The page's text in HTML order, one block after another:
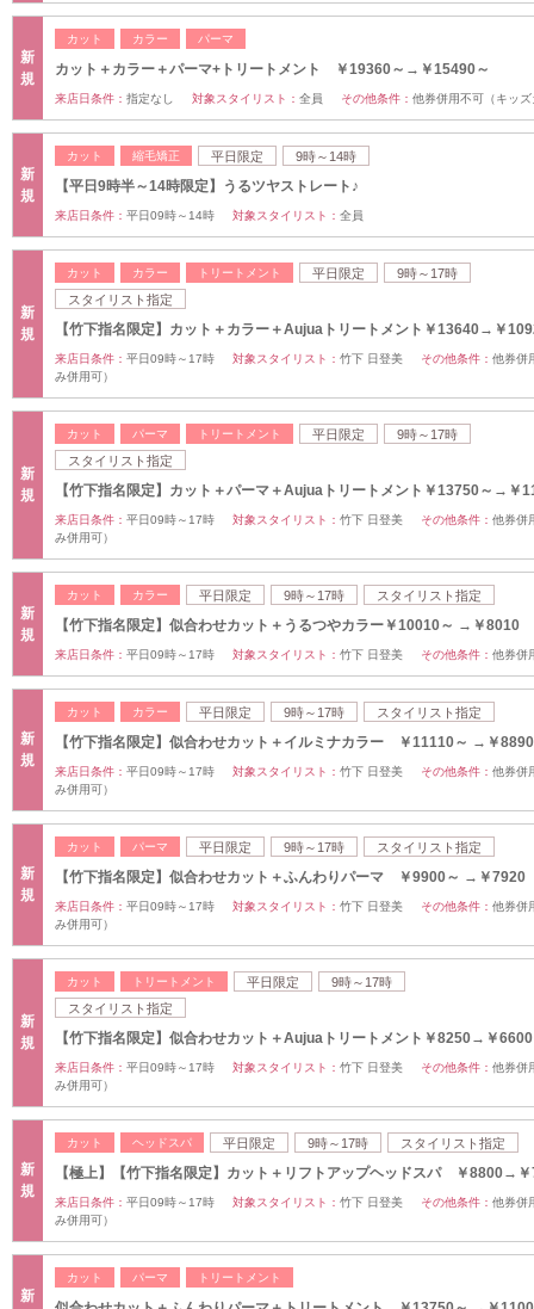
新
規
カット カラー パーマ
カット＋カラー＋パーマ+トリートメント ￥19360～→￥15490～
来店日条件： 指定なし 対象スタイリスト： 全員 その他条件： 他券併用不可（キッ
新
規
カット 縮毛矯正 平日限定 9時～14時
【平日9時半～14時限定】うるツヤストレート♪
来店日条件： 平日09時～14時 対象スタイリスト： 全員
新
規
カット カラー トリートメント 平日限定
9時～17時
スタイリスト指定
【竹下指名限定】カット＋カラー＋Aujuaトリートメント￥13640→￥
来店日条件： 平日09時～17時 対象スタイリスト： 竹下 日登美 その他条件： 他券併
み併用可）
新
規
カット パーマ トリートメント 平日限定
9時～17時
スタイリスト指定
【竹下指名限定】カット＋パーマ＋Aujuaトリートメント￥13750～→￥
来店日条件： 平日09時～17時 対象スタイリスト： 竹下 日登美 その他条件： 他券併
み併用可）
新
規
カット カラー 平日限定 9時～17時 スタイリスト指定
【竹下指名限定】似合わせカット＋うるつやカラー￥10010～ →￥8010
来店日条件： 平日09時～17時 対象スタイリスト： 竹下 日登美 その他条件： 他券併
新
規
カット カラー 平日限定 9時～17時 スタイリスト指定
【竹下指名限定】似合わせカット＋イルミナカラー ￥11110～ →￥8890
来店日条件： 平日09時～17時 対象スタイリスト： 竹下 日登美 その他条件： 他券併
み併用可）
新
規
カット パーマ 平日限定 9時～17時 スタイリスト指定
【竹下指名限定】似合わせカット＋ふんわりパーマ ￥9900～ →￥7920
来店日条件： 平日09時～17時 対象スタイリスト： 竹下 日登美 その他条件： 他券併
み併用可）
新
規
カット トリートメント 平日限定
9時～17時
スタイリスト指定
【竹下指名限定】似合わせカット＋Aujuaトリートメント￥8250→￥6600
来店日条件： 平日09時～17時 対象スタイリスト： 竹下 日登美 その他条件： 他券併
み併用可）
新
規
カット ヘッドスパ 平日限定 9時～17時 スタイリスト指定
【極上】【竹下指名限定】カット＋リフトアップヘッドスパ ￥8800→
来店日条件： 平日09時～17時 対象スタイリスト： 竹下 日登美 その他条件： 他券併
み併用可）
新
カット パーマ トリートメント